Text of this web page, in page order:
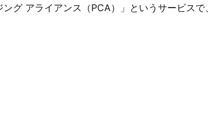
ング アライアンス（PCA）」というサービスで、